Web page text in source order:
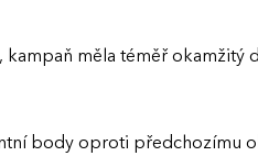
měla téměř okamžitý
body oproti předchozímu